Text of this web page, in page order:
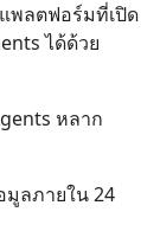
พลตฟอร์มที่เปิด
ได้ด้วย
หลาก
มูลภายใน 24